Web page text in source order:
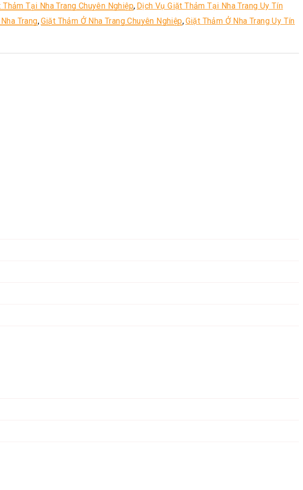
Thảm Tại Nha Trang Chuyên Nghiệp, Dịch Vụ Giặt Thảm Tại Nha Trang Uy Tín
Trang,Giặt Thảm Ở Nha Trang Chuyên Nghiệp,Giặt Thảm Ở Nha Trang Uy Tín